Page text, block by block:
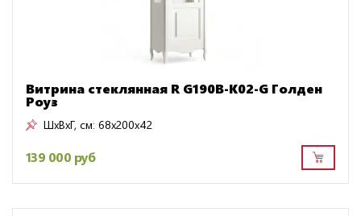
Витрина стеклянная R G190B-K02-G Голден
Роуз
ШxВxГ, см: 68x200x42
139 000 руб